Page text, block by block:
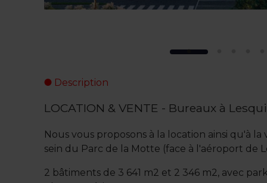
Description
LOCATION & VENTE - Bureaux à
Nous vous proposons à la location ainsi qu'à
sein du Parc de la Motte (face à l'aéroport de
2 bâtiments de 3 641 m2 et 2 346 m2, avec